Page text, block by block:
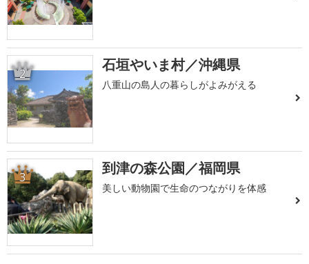
2 石垣やいま村／沖縄県
八重山の島人の暮らしがよみがえる
3 到津の森公園／福岡県
美しい動物園で生命のつながりを体感